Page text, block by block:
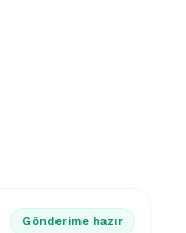
Gönderime hazır